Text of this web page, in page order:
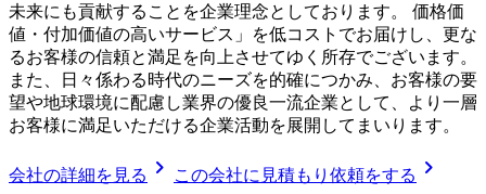
未来にも貢献することを企業理念としております。 価格価
値・付加価値の高いサービス」を低コストでお届けし、更な
るお客様の信頼と満足を向上させてゆく所存でございます。
また、日々係わる時代のニーズを的確につかみ、お客様の要
望や地球環境に配慮し業界の優良一流企業として、より一層
お客様に満足いただける企業活動を展開してまいります。
会社の詳細を見る chevron_right この会社に見積もり依頼をする chevron_right